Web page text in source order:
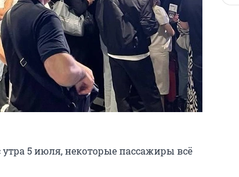
утра 5 июля, некоторые пассажиры всё